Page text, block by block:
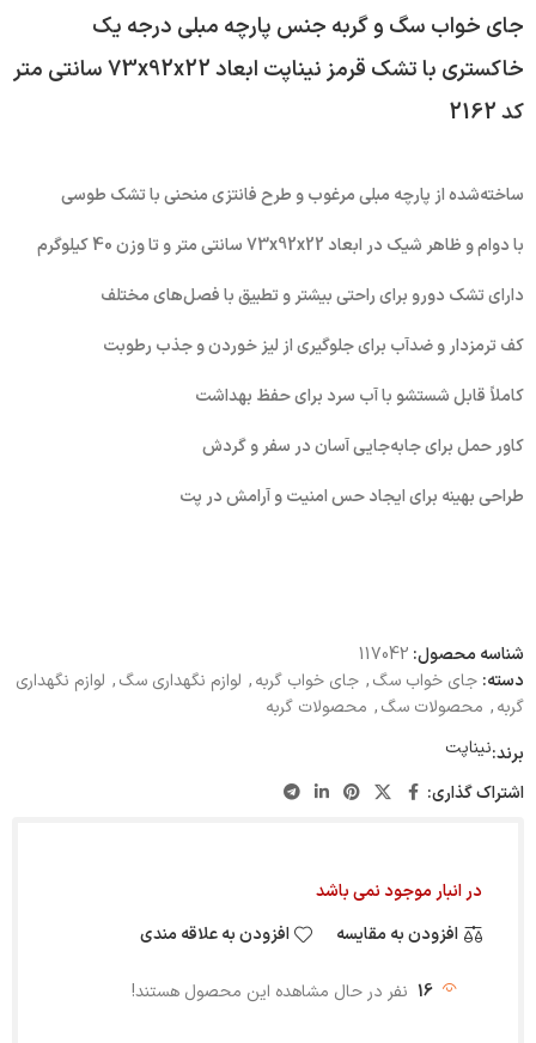
جای خواب سگ و گربه جنس پارچه مبلی درجه یک
خاکستری با تشک قرمز نیناپت ابعاد 73x92x22 سانتی متر
کد 2162
ساخته‌شده از پارچه مبلی مرغوب و طرح فانتزی منحنی با تشک طوسی
با دوام و ظاهر شیک در ابعاد 73x92x22 سانتی متر و تا وزن 40 کیلوگرم
دارای تشک دو‌رو برای راحتی بیشتر و تطبیق با فصل‌های مختلف
کف ترمزدار و ضدآب برای جلوگیری از لیز خوردن و جذب رطوبت
کاملاً قابل شستشو با آب سرد برای حفظ بهداشت
کاور حمل برای جابه‌جایی آسان در سفر و گردش
طراحی بهینه برای ایجاد حس امنیت و آرامش در پت
شناسه محصول: 117042
دسته: جای خواب سگ, جای خواب گربه, لوازم نگهداری سگ, لوازم نگهداری
گربه, محصولات سگ, محصولات گربه
برند:نیناپت
اشتراک گذاری:
در انبار موجود نمی باشد
افزودن به مقایسه
افزودن به علاقه مندی
16 نفر در حال مشاهده این محصول هستند!